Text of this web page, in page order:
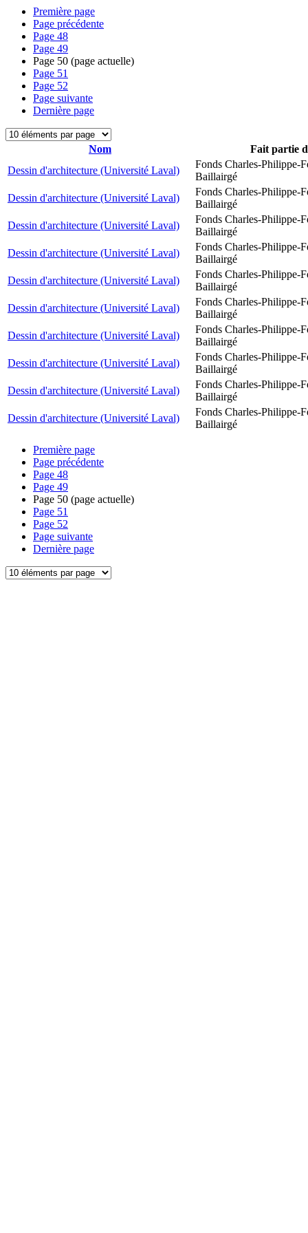
Première page
Page précédente
Page 48
Page 49
Page 50 (page actuelle)
Page 51
Page 52
Page suivante
Dernière page
Nom
Fait partie
Dessin d'architecture (Université Laval)
Fonds Charles-Philippe-
Baillairgé
Dessin d'architecture (Université Laval)
Fonds Charles-Philippe-
Baillairgé
Dessin d'architecture (Université Laval)
Fonds Charles-Philippe-
Baillairgé
Dessin d'architecture (Université Laval)
Fonds Charles-Philippe-
Baillairgé
Dessin d'architecture (Université Laval)
Fonds Charles-Philippe-
Baillairgé
Dessin d'architecture (Université Laval)
Fonds Charles-Philippe-
Baillairgé
Dessin d'architecture (Université Laval)
Fonds Charles-Philippe-
Baillairgé
Dessin d'architecture (Université Laval)
Fonds Charles-Philippe-
Baillairgé
Dessin d'architecture (Université Laval)
Fonds Charles-Philippe-
Baillairgé
Dessin d'architecture (Université Laval)
Fonds Charles-Philippe-
Baillairgé
Première page
Page précédente
Page 48
Page 49
Page 50 (page actuelle)
Page 51
Page 52
Page suivante
Dernière page